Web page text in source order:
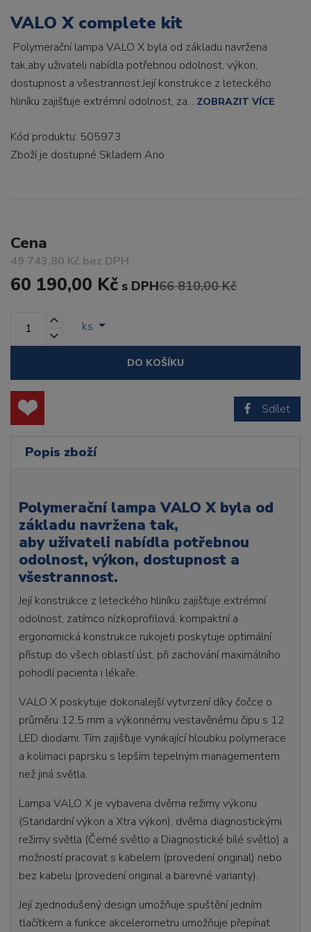
VALO X complete kit
Polymerační lampa VALO X byla od základu navržena
tak,aby uživateli nabídla potřebnou odolnost, výkon,
dostupnost a všestrannost.Její konstrukce z leteckého
hliníku zajišťuje extrémní odolnost, za... ZOBRAZIT VÍCE
Kód produktu: 505973
Zboží je dostupné Skladem Ano
Cena
49 743,80 Kč bez DPH
60 190,00 Kč s DPH66 810,00 Kč
ks
DO KOŠÍKU
Sdílet
Popis zboží
Polymerační lampa VALO X byla od
základu navržena tak,
aby uživateli nabídla potřebnou
odolnost, výkon, dostupnost a
všestrannost.
Její konstrukce z leteckého hliníku zajišťuje extrémní
odolnost, zatímco nízkoprofilová, kompaktní a
ergonomická konstrukce rukojeti poskytuje optimální
přístup do všech oblastí úst, při zachování maximálního
pohodlí pacienta i lékaře.
VALO X poskytuje dokonalejší vytvrzení díky čočce o
průměru 12,5 mm a výkonnému vestavěnému čipu s 12
LED diodami. Tím zajišťuje vynikající hloubku polymerace
a kolimaci paprsku s lepším tepelným managementem
než jiná světla.
Lampa VALO X je vybavena dvěma režimy výkonu
(Standardní výkon a Xtra výkon), dvěma diagnostickými
režimy světla (Černé světlo a Diagnostické bílé světlo) a
možností pracovat s kabelem (provedení original) nebo
bez kabelu (provedení original a barevné varianty).
Její zjednodušený design umožňuje spuštění jedním
tlačítkem a funkce akcelerometru umožňuje přepínat